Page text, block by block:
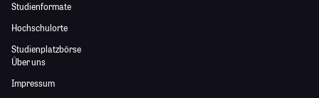
Studienformate
Hochschulorte
Studienplatzbörse
Über uns
Impressum